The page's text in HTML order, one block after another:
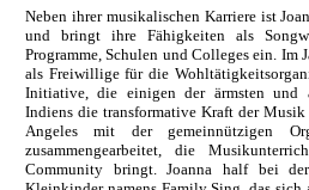
Neben ihrer musikalischen Karriere ist
und bringt ihre Fähigkeiten als
Programme, Schulen und Colleges ein. Im
als Freiwillige für die
Initiative, die einigen der ärmsten und
Indiens die transformative Kraft der
Angeles mit der gemeinnützigen
zusammengearbeitet, die
Community bringt. Joanna half bei